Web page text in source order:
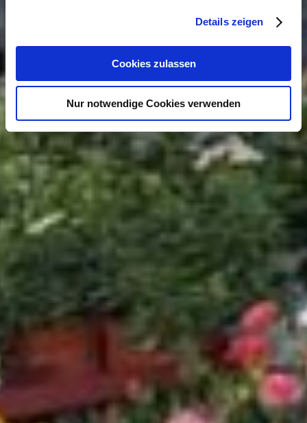
Details zeigen
Cookies zulassen
Nur notwendige Cookies verwenden